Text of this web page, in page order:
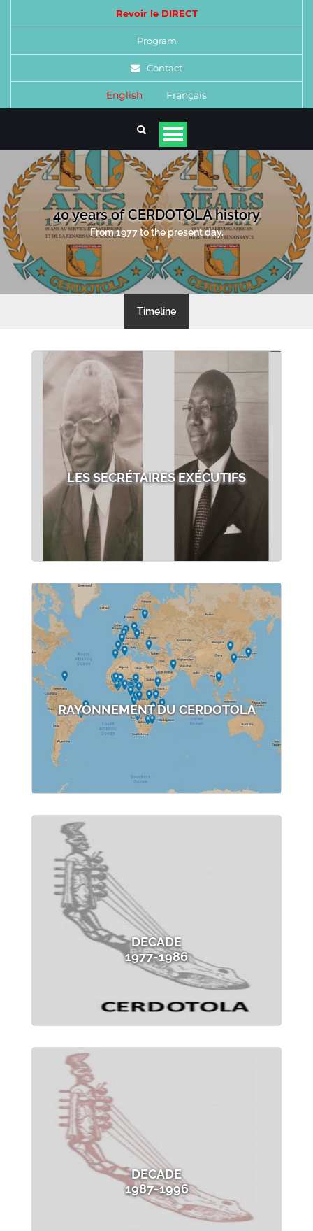
Revoir le DIRECT
Program
Contact
English Français
40 years of CERDOTOLA history
From 1977 to the present day.
Timeline
LES SECRÉTAIRES EXÉCUTIFS
RAYONNEMENT DU CERDOTOLA
DECADE
1977-1986
DECADE
1987-1996